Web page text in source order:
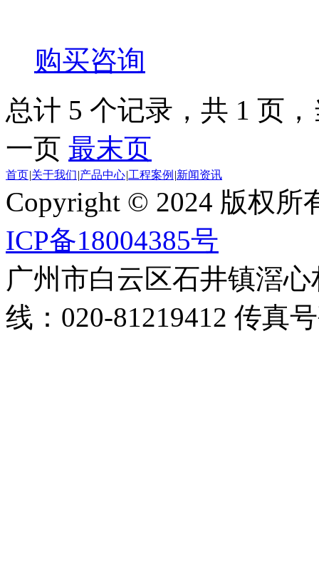
购买咨询
总计 5 个记录，共 1 页
一页 最末页
首页|关于我们|产品中心|工程案例 |新闻资讯
Copyright © 2024 版权
ICP备18004385号
广州市白云区石井镇滘
线：020-81219412 传真